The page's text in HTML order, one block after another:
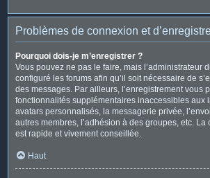
Problèmes de connexion et
Pourquoi dois-je m’enregistrer ?
Vous pouvez ne pas le faire, mais l’administrateur
configuré les forums afin qu’il soit nécessaire de
des messages. Par ailleurs, l’enregistrement vous
fonctionnalités supplémentaires inaccessibles aux
avatars personnalisés, la messagerie privée,
autres membres, l’adhésion à des groupes, etc. La
est rapide et vivement conseillée.
Haut